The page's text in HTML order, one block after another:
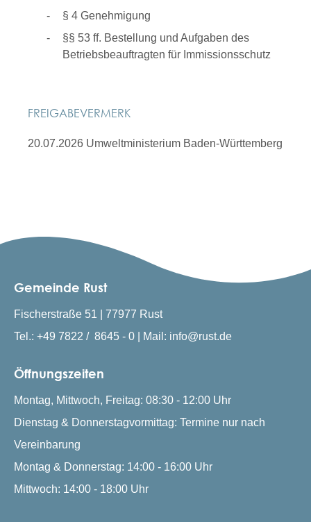
§ 4 Genehmigung
§§ 53 ff. Bestellung und Aufgaben des
Betriebsbeauftragten für Immissionsschutz
FREIGABEVERMERK
20.07.2026 Umweltministerium Baden-Württemberg
Gemeinde Rust
Fischerstraße 51 | 77977 Rust
Tel.: +49 7822 / 8645 - 0 | Mail: info@rust.de
Öffnungszeiten
Montag, Mittwoch, Freitag: 08:30 - 12:00 Uhr
Dienstag & Donnerstagvormittag: Termine nur nach
Vereinbarung
Montag & Donnerstag: 14:00 - 16:00 Uhr
Mittwoch: 14:00 - 18:00 Uhr